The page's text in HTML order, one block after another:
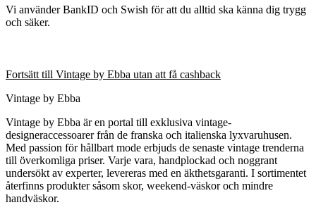
Vi använder BankID och Swish för att du alltid ska känna dig trygg
och säker.
Fortsätt till Vintage by Ebba utan att få cashback
Vintage by Ebba
Vintage by Ebba är en portal till exklusiva vintage-
designeraccessoarer från de franska och italienska lyxvaruhusen.
Med passion för hållbart mode erbjuds de senaste vintage trenderna
till överkomliga priser. Varje vara, handplockad och noggrant
undersökt av experter, levereras med en äkthetsgaranti. I sortimentet
återfinns produkter såsom skor, weekend-väskor och mindre
handväskor.